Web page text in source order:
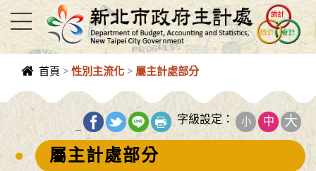
進入內容區塊
首頁 > 性別主流化 > 屬主計處部分
_
字級設定： 小 中 大
中央內容區
塊
屬主計處部分